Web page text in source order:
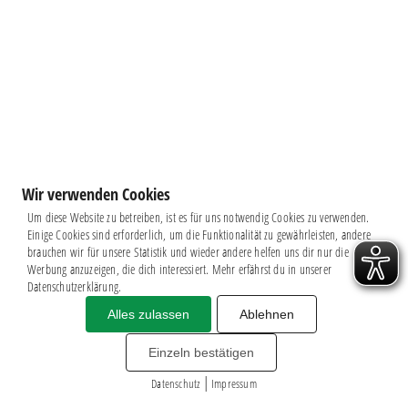
Impressum|Datenschutz
BSG CHEMIE LEIPZIG © 2026
MITGLIEDERZAHL: 2.816
webdesign by3W
Wir verwenden Cookies
Um diese Website zu betreiben, ist es für uns notwendig Cookies zu verwenden.
Einige Cookies sind erforderlich, um die Funktionalität zu gewährleisten, andere
brauchen wir für unsere Statistik und wieder andere helfen uns dir nur die
Werbung anzuzeigen, die dich interessiert. Mehr erfährst du in unserer
Datenschutzerklärung.
Alles zulassen Ablehnen
Einzeln bestätigen
Datenschutz | Impressum